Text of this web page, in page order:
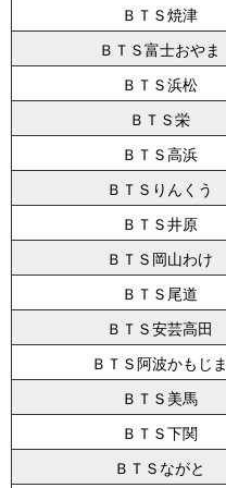
ＢＴＳ焼津
ＢＴＳ富士おやま
ＢＴＳ浜松
ＢＴＳ栄
ＢＴＳ高浜
ＢＴＳりんくう
ＢＴＳ井原
ＢＴＳ岡山わけ
ＢＴＳ尾道
ＢＴＳ安芸高田
ＢＴＳ阿波かもじま
ＢＴＳ美馬
ＢＴＳ下関
ＢＴＳながと